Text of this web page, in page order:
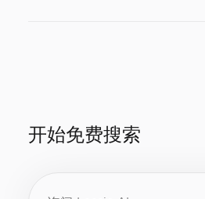
开始免费搜索